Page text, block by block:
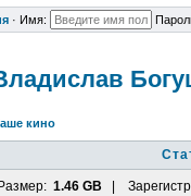
· Имя:
кино
Размер: 1.46 GB |